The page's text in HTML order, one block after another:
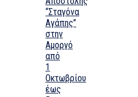
“Σταγόνα
Αγάπης”
στην
Αμοργό
από
1
Οκτωβρίου
έως